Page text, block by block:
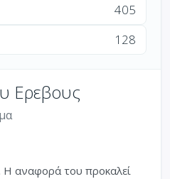
405
128
Ερεβους
Η αναφορά του προκαλεί